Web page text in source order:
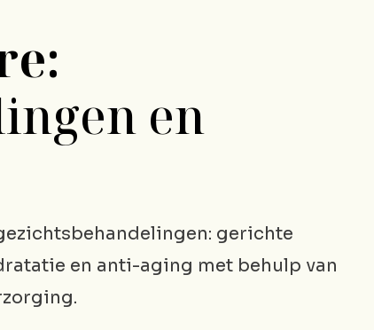
en
gerichte
en anti-aging met behulp van